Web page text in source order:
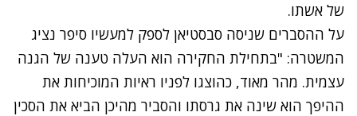
של אשתו.
על ההסברים שניסה סבסטיאן לספק למעשיו סיפר נציג
המשטרה: "בתחילת החקירה הוא העלה טענה של הגנה
עצמית. מהר מאוד, כהוצגו לפניו ראיות המוכיחות את
ההיפך הוא שינה את גרסתו והסביר מהיכן הביא את הסכין